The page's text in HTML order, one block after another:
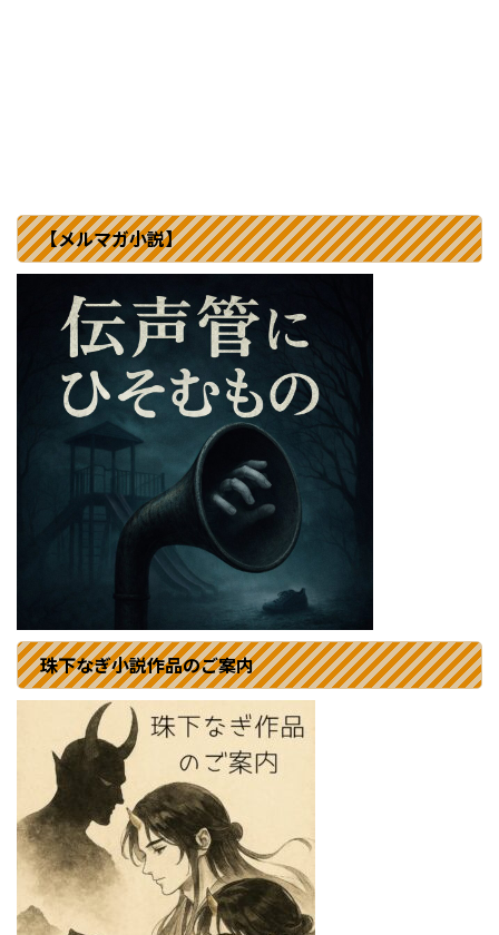
【メルマガ小説】
珠下なぎ小説作品のご案内